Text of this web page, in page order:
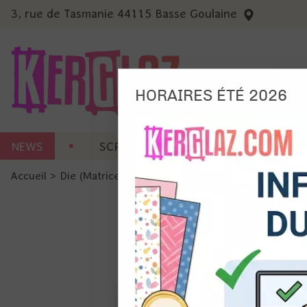
3, rue de Tasmanie 44115 Basse Goulaine
NEWS SCRAP CARTERIE MACHINES
Accueil > Die (Matrice de découpe) Die format standard
Ils
et du
précises
Si vous
de la
HORAIRES ÉTÉ 2026